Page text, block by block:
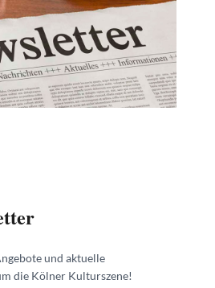
und aktuelle
die Kölner Kulturszene!